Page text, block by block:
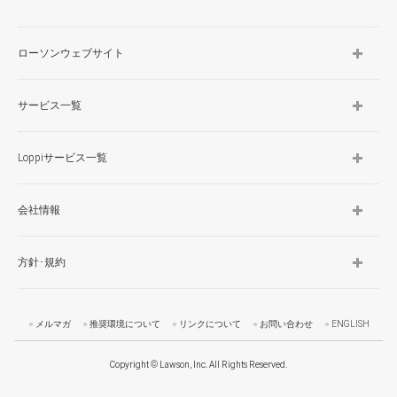
ローソンウェブサイト
サービス一覧
Loppiサービス一覧
会社情報
方針･規約
メルマガ 推奨環境について リンクについて お問い合わせ ENGLISH
Copyright © Lawson, Inc. All Rights Reserved.